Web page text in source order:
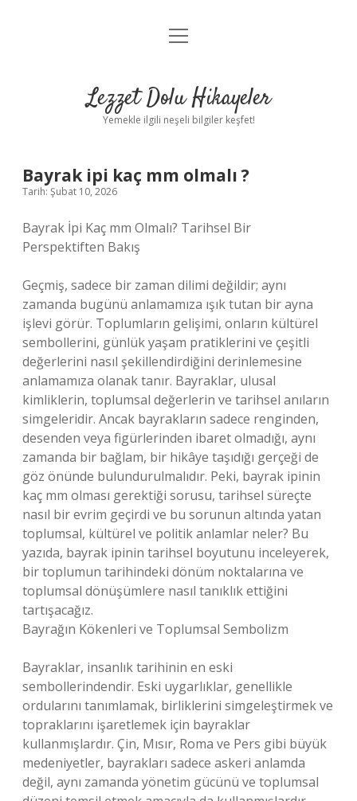
Anasayfa
Yasal Uyarı
menüyü
Lezzet Dolu Hikayeler
Yemekle ilgili neşeli bilgiler keşfet!
Bayrak ipi kaç mm olmalı ?
Tarih: Şubat 10, 2026
Bayrak İpi Kaç mm Olmalı? Tarihsel Bir
Perspektiften Bakış
Geçmiş, sadece bir zaman dilimi değildir; aynı
zamanda bugünü anlamamıza ışık tutan bir ayna
işlevi görür. Toplumların gelişimi, onların kültürel
sembollerini, günlük yaşam pratiklerini ve çeşitli
değerlerini nasıl şekillendirdiğini derinlemesine
anlamamıza olanak tanır. Bayraklar, ulusal
kimliklerin, toplumsal değerlerin ve tarihsel anıların
simgeleridir. Ancak bayrakların sadece renginden,
desenden veya figürlerinden ibaret olmadığı, aynı
zamanda bir bağlam, bir hikâye taşıdığı gerçeği de
göz önünde bulundurulmalıdır. Peki, bayrak ipinin
kaç mm olması gerektiği sorusu, tarihsel süreçte
nasıl bir evrim geçirdi ve bu sorunun altında yatan
toplumsal, kültürel ve politik anlamlar neler? Bu
yazıda, bayrak ipinin tarihsel boyutunu inceleyerek,
bir toplumun tarihindeki dönüm noktalarına ve
toplumsal dönüşümlere nasıl tanıklık ettiğini
tartışacağız.
Bayrağın Kökenleri ve Toplumsal Sembolizm
Bayraklar, insanlık tarihinin en eski
sembollerindendir. Eski uygarlıklar, genellikle
ordularını tanımlamak, birliklerini simgeleştirmek ve
topraklarını işaretlemek için bayraklar
kullanmışlardır. Çin, Mısır, Roma ve Pers gibi büyük
medeniyetler, bayrakları sadece askeri anlamda
değil, aynı zamanda yönetim gücünü ve toplumsal